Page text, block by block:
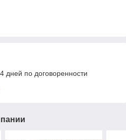
дней по договоренности